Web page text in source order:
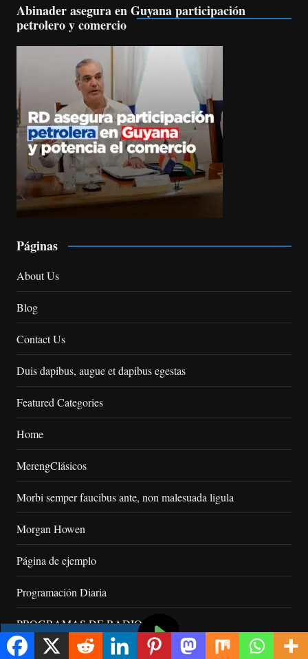
Abinader asegura en Guyana participación
petrolero y comercio
Páginas
About Us
Blog
Contact Us
Duis dapibus, augue et dapibus egestas
Featured Categories
Home
MerengClásicos
Morbi semper faucibus ante, non malesuada ligula
Morgan Howen
Página de ejemplo
Programación Diaria
PROGRAMAS DE RADIO
Sample Page